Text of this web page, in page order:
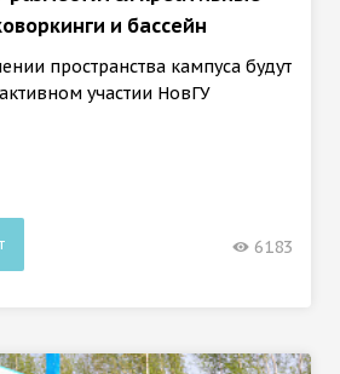
и бассейн
пространства кампуса будут
участии НовГУ
6183